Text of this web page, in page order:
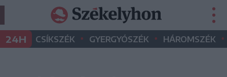
24H CSÍKSZÉK • GYERGYÓSZÉK • HÁROMSZÉK •